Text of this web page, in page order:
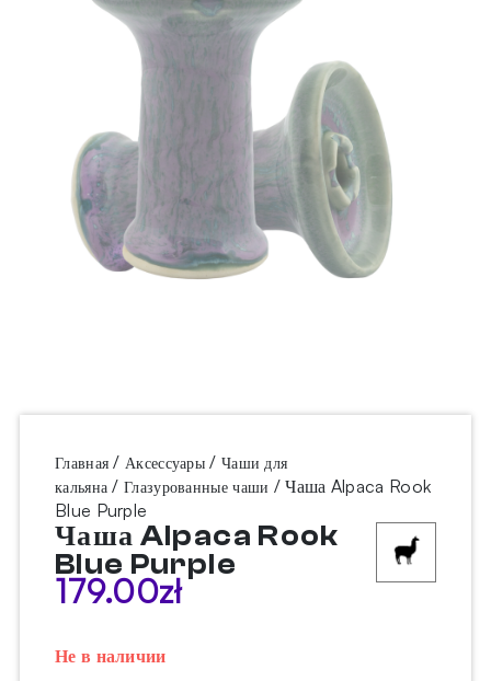
Главная /Аксессуары / Чаши для
кальяна /Глазурованные чаши / Чаша Alpaca Rook
Blue Purple
Чаша Alpaca Rook
Blue Purple
179.00zł
Не в наличии